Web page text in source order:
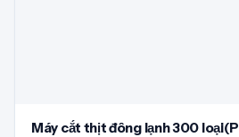
Máy cắt thịt đông lạnh 300